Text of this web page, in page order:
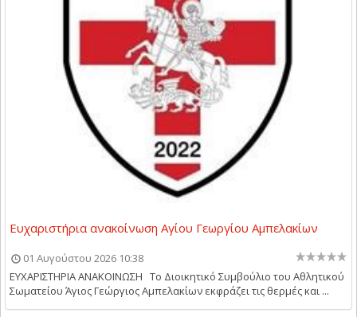
Ευχαριστήρια ανακοίνωση Αγίου Γεωργίου Αμπελακίων
01 Αυγούστου 2026 10:38
ΕΥΧΑΡΙΣΤΗΡΙΑ ΑΝΑΚΟΙΝΩΣΗ Το Διοικητικό Συμβούλιο του Αθλητικού
Σωματείου Άγιος Γεώργιος Αμπελακίων εκφράζει τις θερμές και ...